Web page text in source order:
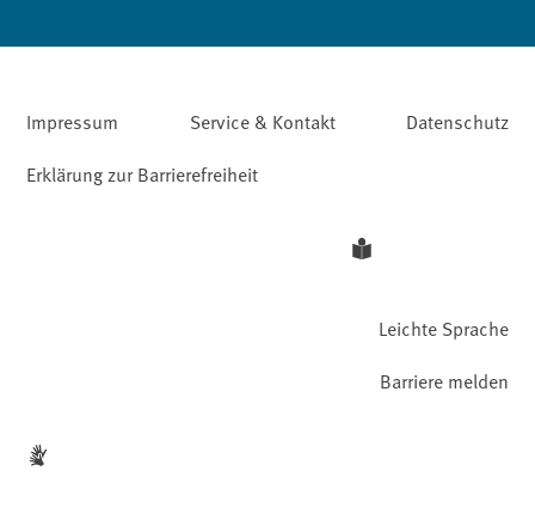
Impressum Service & Kontakt
Datenschutz
Erklärung zur Barrierefreiheit
Leichte Sprache
Barriere melden